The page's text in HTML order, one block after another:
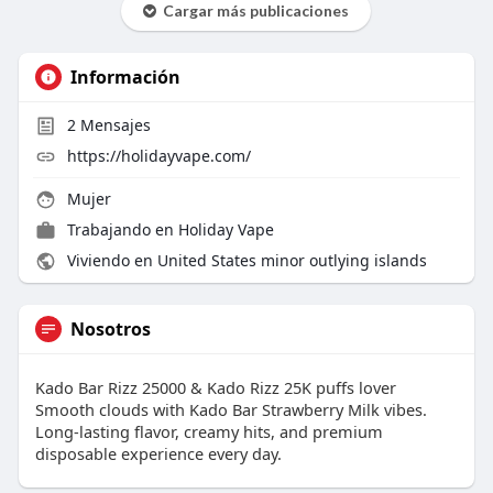
Cargar más publicaciones
Información
2Mensajes
https://holidayvape.com/
Mujer
Trabajando en Holiday Vape
Viviendo en United States minor outlying islands
Nosotros
Kado Bar Rizz 25000 & Kado Rizz 25K puffs lover
Smooth clouds with Kado Bar Strawberry Milk vibes.
Long-lasting flavor, creamy hits, and premium
disposable experience every day.